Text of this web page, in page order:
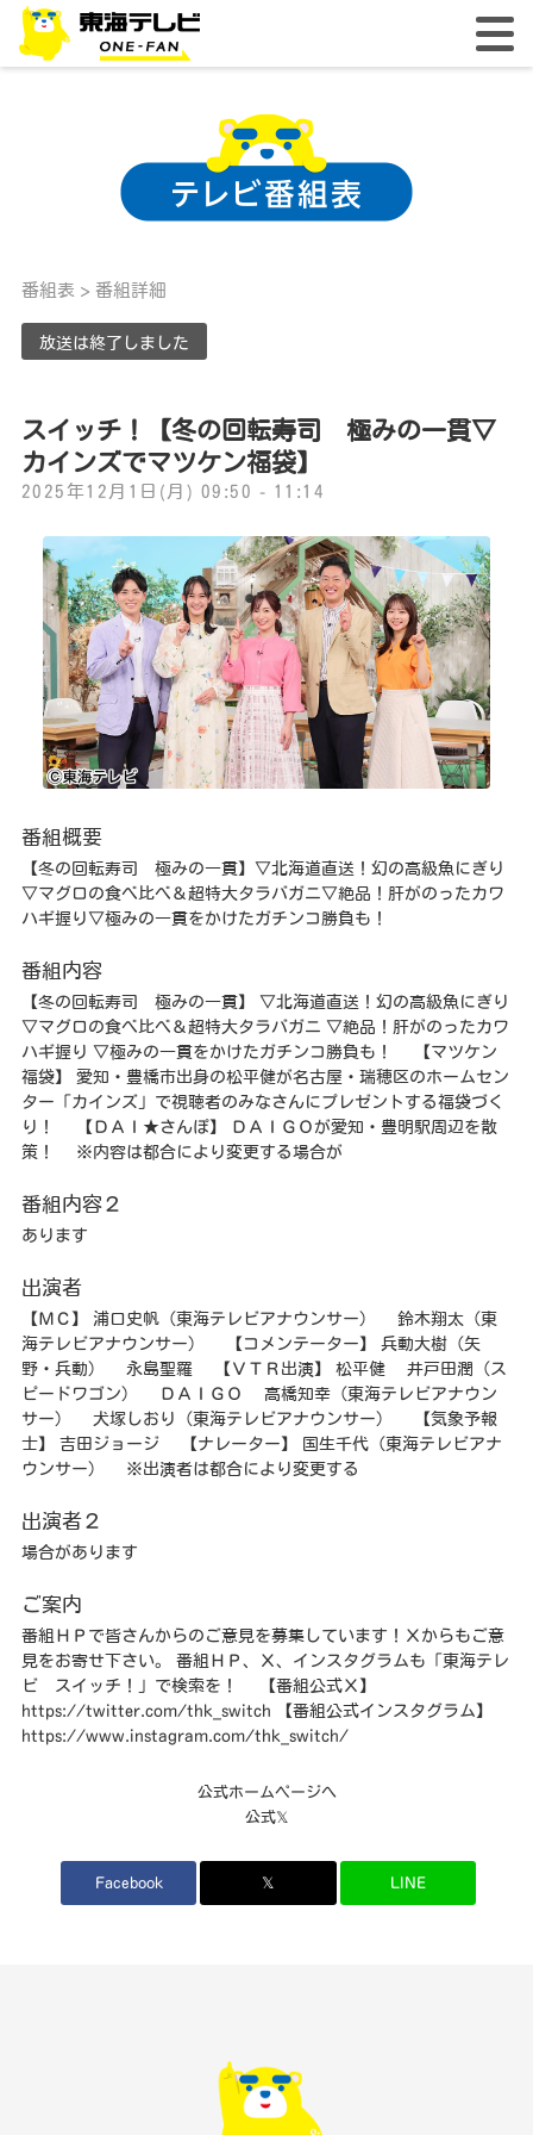
番組表 > 番組詳細
放送は終了しました
スイッチ！【冬の回転寿司 極みの一貫▽
カインズでマツケン福袋】
2025年12月1日(月) 09:50 - 11:14
番組概要
【冬の回転寿司 極みの一貫】▽北海道直送！幻の高級魚にぎり
▽マグロの食べ比べ＆超特大タラバガニ▽絶品！肝がのったカワ
ハギ握り▽極みの一貫をかけたガチンコ勝負も！
番組内容
【冬の回転寿司 極みの一貫】 ▽北海道直送！幻の高級魚にぎり
▽マグロの食べ比べ＆超特大タラバガニ ▽絶品！肝がのったカワ
ハギ握り ▽極みの一貫をかけたガチンコ勝負も！ 【マツケン
福袋】 愛知・豊橋市出身の松平健が名古屋・瑞穂区のホームセン
ター「カインズ」で視聴者のみなさんにプレゼントする福袋づく
り！ 【ＤＡＩ★さんぽ】 ＤＡＩＧＯが愛知・豊明駅周辺を散
策！ ※内容は都合により変更する場合が
番組内容２
あります
出演者
【ＭＣ】 浦口史帆（東海テレビアナウンサー） 鈴木翔太（東
海テレビアナウンサー） 【コメンテーター】 兵動大樹（矢
野・兵動） 永島聖羅 【ＶＴＲ出演】 松平健 井戸田潤（ス
ピードワゴン） ＤＡＩＧＯ 高橋知幸（東海テレビアナウン
サー） 犬塚しおり（東海テレビアナウンサー） 【気象予報
士】 吉田ジョージ 【ナレーター】 国生千代（東海テレビアナ
ウンサー） ※出演者は都合により変更する
出演者２
場合があります
ご案内
番組ＨＰで皆さんからのご意見を募集しています！Ｘからもご意
見をお寄せ下さい。 番組ＨＰ、Ｘ、インスタグラムも「東海テレ
ビ スイッチ！」で検索を！ 【番組公式Ｘ】
https://twitter.com/thk_switch 【番組公式インスタグラム】
https://www.instagram.com/thk_switch/
公式ホームページへ
公式𝕏
Facebook 𝕏 LINE